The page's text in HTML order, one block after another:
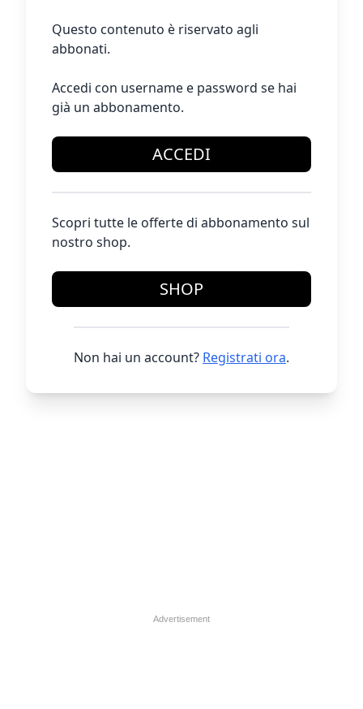
Questo contenuto è riservato agli
abbonati.
Accedi con username e password se hai
già un abbonamento.
ACCEDI
Scopri tutte le offerte di abbonamento sul
nostro shop.
SHOP
Non hai un account? Registrati ora.